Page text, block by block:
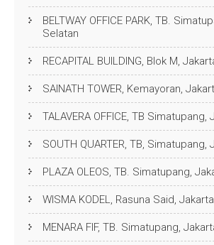
BELTWAY OFFICE PARK, TB.
Selatan
RECAPITAL BUILDING, Blok M,
SAINATH TOWER, Kemayoran,
TALAVERA OFFICE, TB
SOUTH QUARTER, TB, Simatupang,
PLAZA OLEOS, TB. Simatupang,
WISMA KODEL, Rasuna Said,
MENARA FIF, TB. Simatupang,